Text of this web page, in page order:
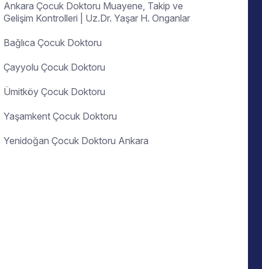
Ankara Çocuk Doktoru Muayene, Takip ve
Gelişim Kontrolleri | Uz.Dr. Yaşar H. Onganlar
Bağlıca Çocuk Doktoru
Çayyolu Çocuk Doktoru
Ümitköy Çocuk Doktoru
Yaşamkent Çocuk Doktoru
Yenidoğan Çocuk Doktoru Ankara